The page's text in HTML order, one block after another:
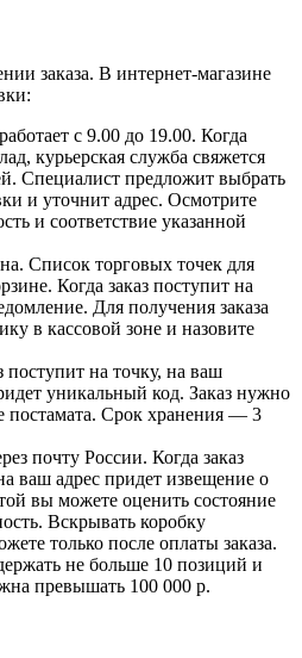
заказа. В интернет-магазине
с 9.00 до 19.00. Когда
курьерская служба свяжется
Специалист предложит выбрать
и уточнит адрес. Осмотрите
и соответствие указанной
Список торговых точек для
Когда заказ поступит на
Для получения заказа
в кассовой зоне и назовите
поступит на точку, на ваш
уникальный код. Заказ нужно
постамата. Срок хранения — 3
почту России. Когда заказ
ваш адрес придет извещение о
вы можете оценить состояние
Вскрывать коробку
только после оплаты заказа.
не больше 10 позиций и
превышать 100 000 р.